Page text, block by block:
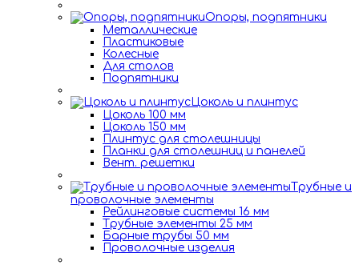
Опоры, подпятники
Металлические
Пластиковые
Колесные
Для столов
Подпятники
Цоколь и плинтус
Цоколь 100 мм
Цоколь 150 мм
Плинтус для столешницы
Планки для столешниц и панелей
Вент. решетки
Трубные и
проволочные элементы
Рейлинговые системы 16 мм
Трубные элементы 25 мм
Барные трубы 50 мм
Проволочные изделия